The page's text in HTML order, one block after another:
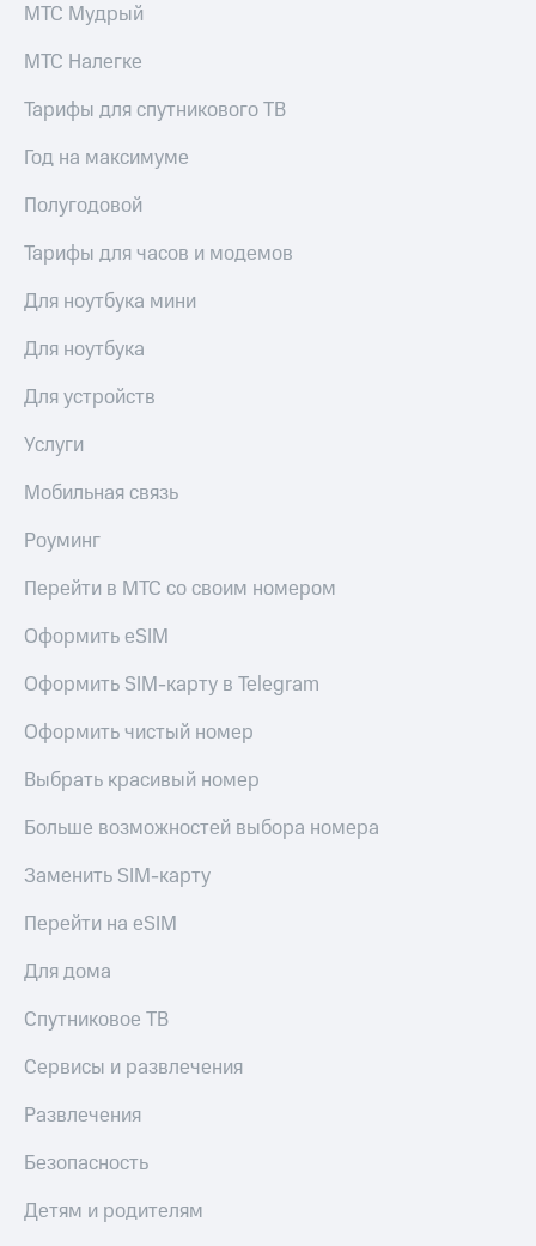
МТС Мудрый
МТС Налегке
Тарифы для спутникового ТВ
Год на максимуме
Полугодовой
Тарифы для часов и модемов
Для ноутбука мини
Для ноутбука
Для устройств
Услуги
Мобильная связь
Роуминг
Перейти в МТС со своим номером
Оформить eSIM
Оформить SIM-карту в Telegram
Оформить чистый номер
Выбрать красивый номер
Больше возможностей выбора номера
Заменить SIM-карту
Перейти на eSIM
Для дома
Спутниковое ТВ
Сервисы и развлечения
Развлечения
Безопасность
Детям и родителям